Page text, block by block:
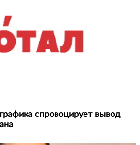
спровоцирует вывод